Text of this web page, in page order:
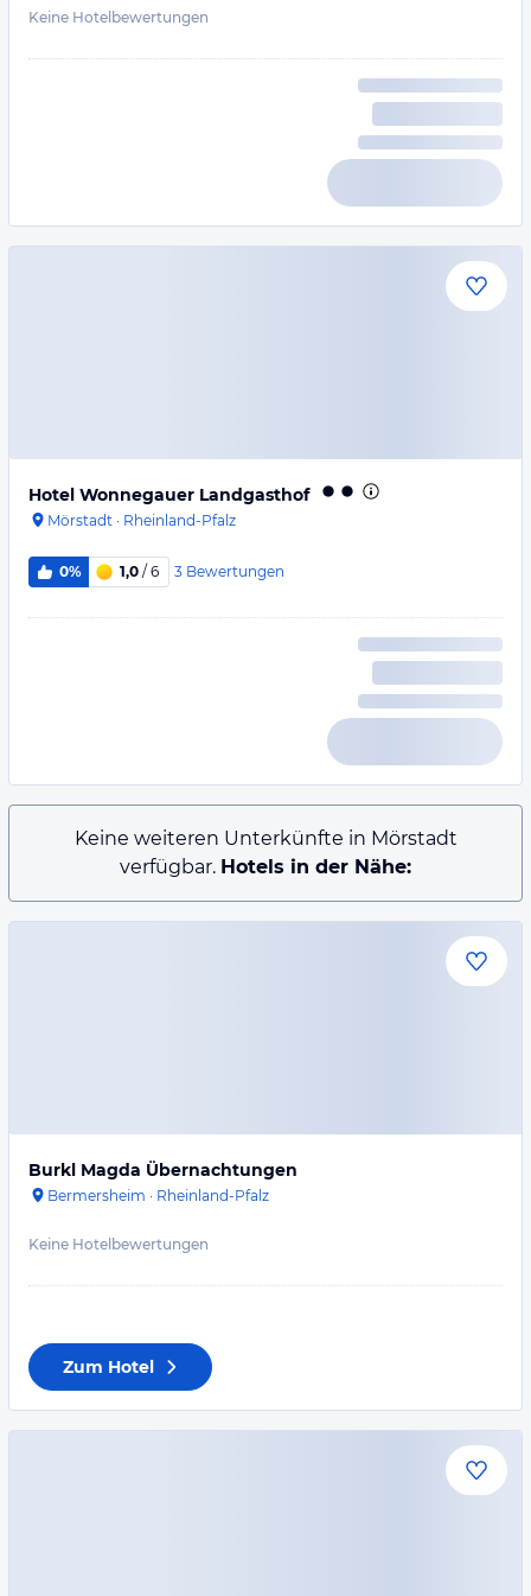
Keine Hotelbewertungen
Hotel Wonnegauer Landgasthof
Mörstadt · Rheinland-Pfalz
0% 1,0 / 6 3 Bewertungen
Keine weiteren Unterkünfte in Mörstadt
verfügbar. Hotels in der Nähe:
Burkl Magda Übernachtungen
Bermersheim · Rheinland-Pfalz
Keine Hotelbewertungen
Zum Hotel